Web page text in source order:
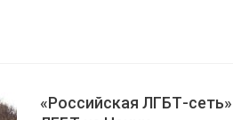
«Российская ЛГБТ-